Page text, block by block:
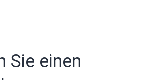
Sie einen